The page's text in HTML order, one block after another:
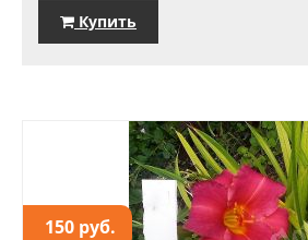
Купить
150 руб.